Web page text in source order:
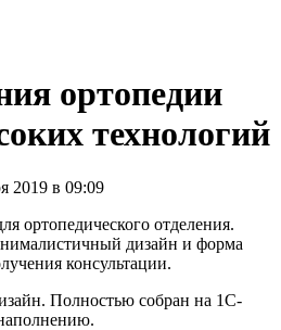
ортопедии
технологий
2019 в 09:09
ортопедического отделения.
дизайн и форма
консультации.
Полностью собран на 1С-